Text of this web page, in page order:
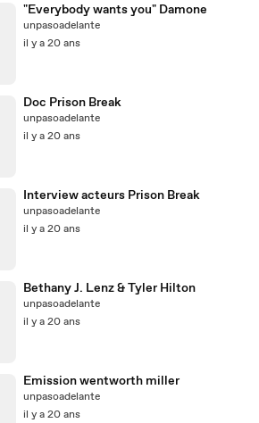
"Everybody wants you" Damone
unpasoadelante
il y a 20 ans
Doc Prison Break
unpasoadelante
il y a 20 ans
Interview acteurs Prison Break
unpasoadelante
il y a 20 ans
Bethany J. Lenz & Tyler Hilton
unpasoadelante
il y a 20 ans
Emission wentworth miller
unpasoadelante
il y a 20 ans